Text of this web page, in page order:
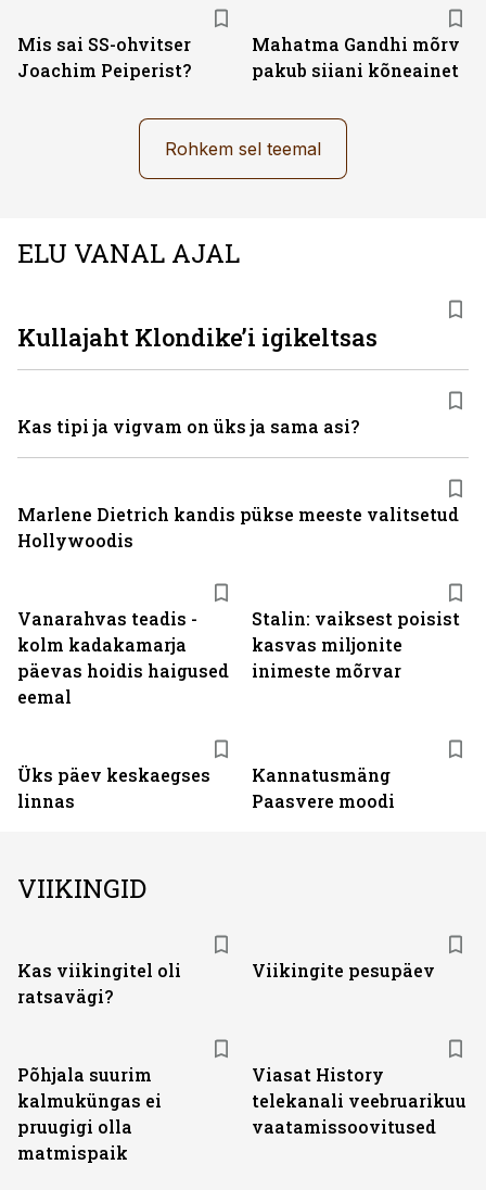
Mis sai SS-ohvitser
Joachim Peiperist?
Mahatma Gandhi mõrv
pakub siiani kõneainet
Rohkem sel teemal
ELU VANAL AJAL
Vanarahvas teadis -
kolm kadakamarja
päevas hoidis haigused
eemal
Stalin: vaiksest poisist
kasvas miljonite
inimeste mõrvar
Üks päev keskaegses
linnas
Kannatusmäng
Paasvere moodi
Kullajaht Klondike’i igikeltsas
Kas tipi ja vigvam on üks ja sama asi?
Marlene Dietrich kandis pükse meeste valitsetud
Hollywoodis
VIIKINGID
Kas viikingitel oli
ratsavägi?
Viikingite pesupäev
Põhjala suurim
kalmuküngas ei
pruugigi olla
matmispaik
Viasat History
telekanali veebruarikuu
vaatamissoovitused